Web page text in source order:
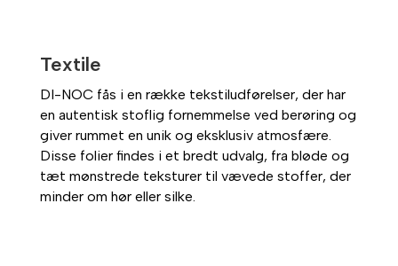
Textile
DI-NOC fås i en række tekstiludførelser, der har
en autentisk stoflig fornemmelse ved berøring og
giver rummet en unik og eksklusiv atmosfære.
Disse folier findes i et bredt udvalg, fra bløde og
tæt mønstrede teksturer til vævede stoffer, der
minder om hør eller silke.